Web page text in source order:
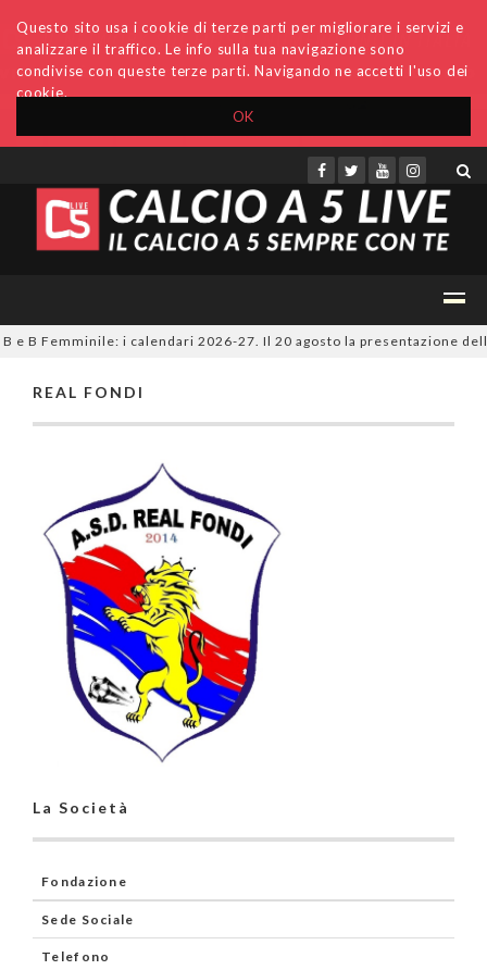
OK
Questo sito usa i cookie di terze parti per migliorare i servizi e
analizzare il traffico. Le info sulla tua navigazione sono
condivise con queste terze parti. Navigando ne accetti l'uso dei
cookie.
Accedi Archivio Invio comunicati Redazione
e B Femminile: i calendari 2026-27. Il 20 agosto la presentazione della
REAL FONDI
La Società
Fondazione
Sede Sociale
Telefono